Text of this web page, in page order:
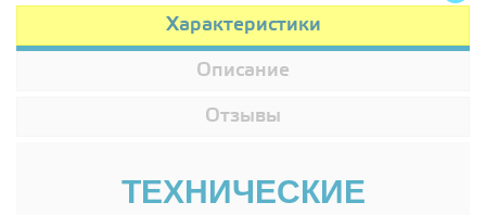
Характеристики
Описание
Отзывы
ТЕХНИЧЕСКИЕ